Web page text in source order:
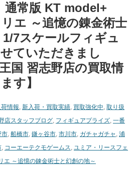
通常版 KT model+
リエ ～追憶の錬金術士
7スケールフィギュ
ていただきまし
国 習志野店の買取情
す】
情報, 新入荷・買取実績, 買取強化中, 取り扱
店スタッフブログ, フィギュアプライズ, 一番
市, 船橋市, 鎌ヶ谷市, 市川市, ガチャガチャ , 浦
, コーエーテクモゲームス, ユミア・リースフェ
エ ～追憶の錬金術士と幻創の地～